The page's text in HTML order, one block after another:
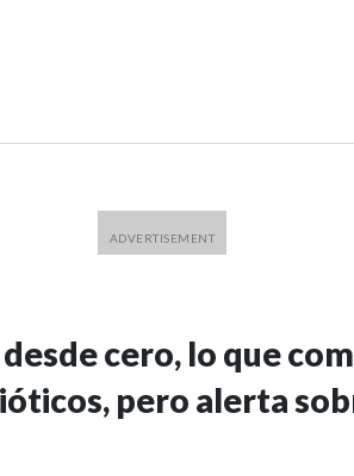
cero, lo que
pero alerta